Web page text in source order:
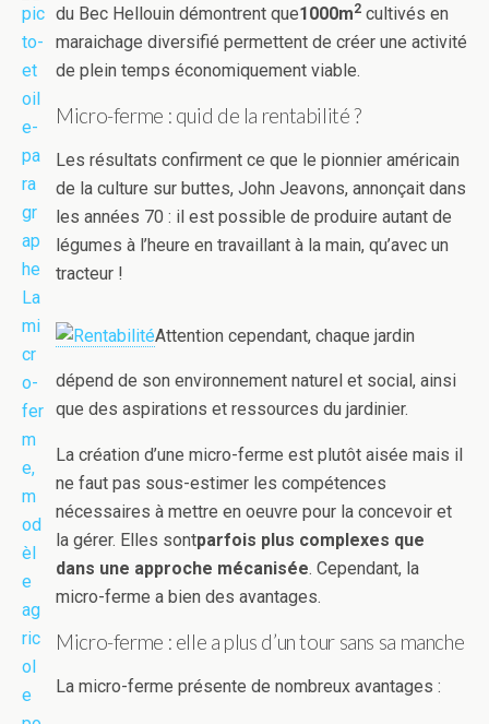
du Bec Hellouin démontrent que1000m2 cultivés en
maraichage diversifié permettent de créer une activité
de plein temps économiquement viable.
Micro-ferme : quid de la rentabilité ?
Les résultats confirment ce que le pionnier américain
de la culture sur buttes, John Jeavons, annonçait dans
les années 70 : il est possible de produire autant de
légumes à l’heure en travaillant à la main, qu’avec un
tracteur !
Attention cependant, chaque jardin
dépend de son environnement naturel et social, ainsi
que des aspirations et ressources du jardinier.
La création d’une micro-ferme est plutôt aisée mais il
ne faut pas sous-estimer les compétences
nécessaires à mettre en oeuvre pour la concevoir et
la gérer. Elles sontparfois plus complexes que
dans une approche mécanisée. Cependant, la
micro-ferme a bien des avantages.
Micro-ferme : elle a plus d’un tour sans sa manche
La micro-ferme présente de nombreux avantages :